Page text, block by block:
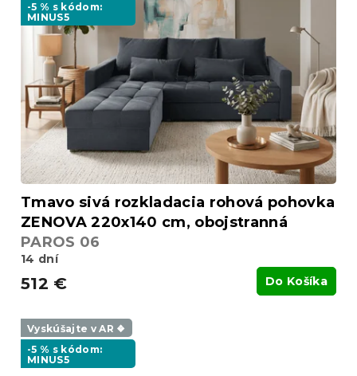
-5 % s kódom:
MINUS5
Tmavo sivá rozkladacia rohová pohovka
ZENOVA 220x140 cm, obojstranná
PAROS 06
14 dní
512 € Do Košíka
Vyskúšajte v AR ❖
-5 % s kódom:
MINUS5